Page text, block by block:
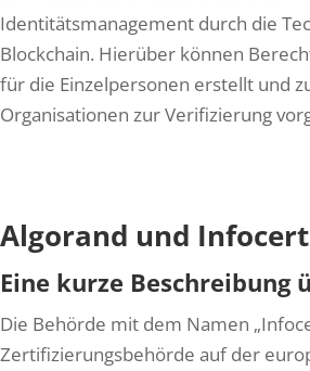
Identitätsmanagement durch die
Blockchain. Hierüber können
für die Einzelpersonen erstellt und
Organisationen zur Verifizierung
Algorand und Infocert
Eine kurze Beschreibung
Die Behörde mit dem Namen
Zertifizierungsbehörde auf der